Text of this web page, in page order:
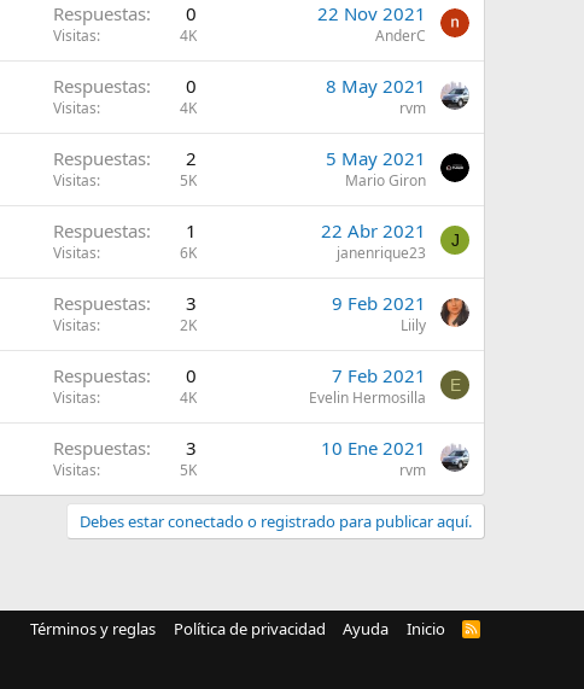
Respuestas 0
Visitas 4K
22 Nov 2021
AnderC
Respuestas 0
Visitas 4K
8 May 2021
rvm
Respuestas 2
Visitas 5K
5 May 2021
Mario Giron
Respuestas 1
Visitas 6K
22 Abr 2021
janenrique23
J
Respuestas 3
Visitas 2K
9 Feb 2021
Liily
Respuestas 0
Visitas 4K
7 Feb 2021
Evelin Hermosilla
E
Respuestas 3
Visitas 5K
10 Ene 2021
rvm
Debes estar conectado o registrado para publicar aquí.
Términos y reglas Política de privacidad Ayuda Inicio
R